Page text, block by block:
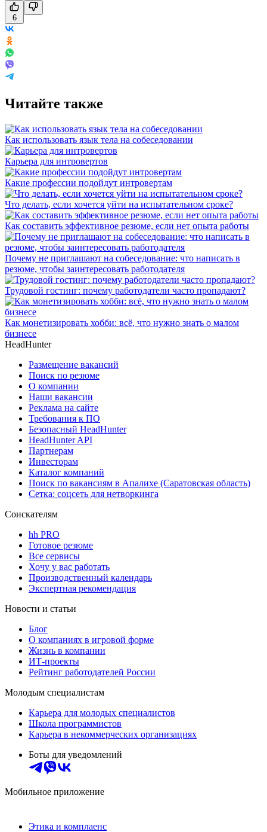
6
Читайте также
Как использовать язык тела на собеседовании
Карьера для интровертов
Какие профессии подойдут интровертам
Что делать, если хочется уйти на испытательном сроке?
Как составить эффективное резюме, если нет опыта работы
Почему не приглашают на собеседование: что написать в
резюме, чтобы заинтересовать работодателя
Трудовой гостинг: почему работодатели часто пропадают?
Как монетизировать хобби: всё, что нужно знать о малом
бизнесе
HeadHunter
Размещение вакансий
Поиск по резюме
О компании
Наши вакансии
Реклама на сайте
Требования к ПО
Безопасный HeadHunter
HeadHunter API
Партнерам
Инвесторам
Каталог компаний
Поиск по вакансиям в Апалихе (Саратовская область)
Сетка: соцсеть для нетворкинга
Соискателям
hh PRO
Готовое резюме
Все сервисы
Хочу у вас работать
Производственный календарь
Экспертная рекомендация
Новости и статьи
Блог
О компаниях в игровой форме
Жизнь в компании
ИТ-проекты
Рейтинг работодателей России
Молодым специалистам
Карьера для молодых специалистов
Школа программистов
Карьера в некоммерческих организациях
Боты для уведомлений
Мобильное приложение
Этика и комплаенс